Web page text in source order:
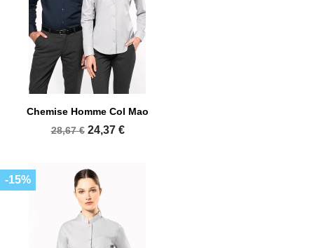
Chemise Homme Col Mao
28,67 € 24,37 €
-15%